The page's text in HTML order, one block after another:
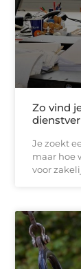
Zo vind
Je zoekt
maar hoe
voor